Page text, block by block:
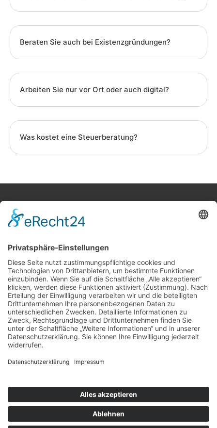
Beraten Sie auch bei Existenzgründungen?
Arbeiten Sie nur vor Ort oder auch digital?
Was kostet eine Steuerberatung?
StBin Elisabeth Völker
Navigierung
Leistungen
Über uns
Leistungen
Steuerberatung
Karriere
Impressum
Datenschutz
Kontakt
Völker Steuerberatung
52249 Eschweiler
info@voelker-steuerberatung.de
© Steuerberaterin Elisabeth Völker